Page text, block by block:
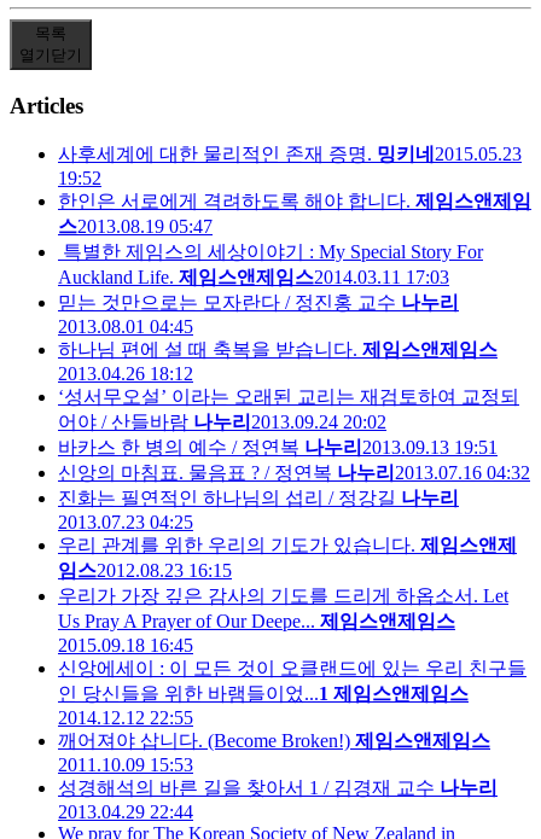
목록
열기 닫기
Articles
사후세계에 대한 물리적인 존재 증명. 밍키네 2015.05.23
19:52
한인은 서로에게 격려하도록 해야 합니다. 제임스앤제임
스2013.08.19 05:47
특별한 제임스의 세상이야기 : My Special Story For
Auckland Life. 제임스앤제임스2014.03.11 17:03
믿는 것만으로는 모자란다 / 정진홍 교수 나누리
2013.08.01 04:45
하나님 편에 설 때 축복을 받습니다. 제임스앤제임스
2013.04.26 18:12
‘성서무오설’ 이라는 오래된 교리는 재검토하여 교정되
어야 / 산들바람 나누리 2013.09.24 20:02
바카스 한 병의 예수 / 정연복 나누리 2013.09.13 19:51
신앙의 마침표. 물음표 ? / 정연복 나누리 2013.07.16 04:32
진화는 필연적인 하나님의 섭리 / 정강길 나누리
2013.07.23 04:25
우리 관계를 위한 우리의 기도가 있습니다. 제임스앤제
임스2012.08.23 16:15
우리가 가장 깊은 감사의 기도를 드리게 하옵소서. Let
Us Pray A Prayer of Our Deepe... 제임스앤제임스
2015.09.18 16:45
신앙에세이 : 이 모든 것이 오클랜드에 있는 우리 친구들
인 당신들을 위한 바램들이었...1 제임스앤제임스
2014.12.12 22:55
깨어져야 삽니다. (Become Broken!) 제임스앤제임스
2011.10.09 15:53
성경해석의 바른 길을 찾아서 1 / 김경재 교수 나누리
2013.04.29 22:44
We pray for The Korean Society of New Zealand in